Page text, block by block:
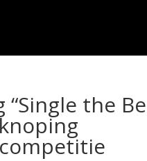
“Single the